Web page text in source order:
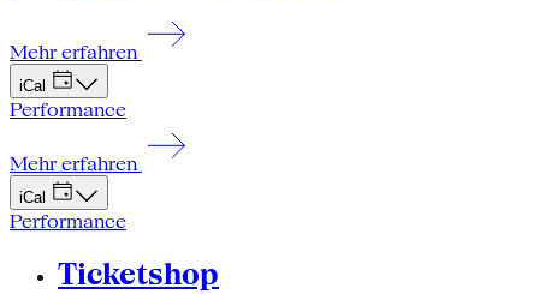
Mehr erfahren
iCal
Performance
Mehr erfahren
iCal
Performance
Ticketshop